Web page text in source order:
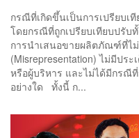
กรณีที่เกิดขึ้นเป็นการเปรียบเ
โดยกรณีที่ถูกเปรียบเทียบปรับ
การนำเสนอขายผลิตภัณฑ์ที่ไ
(Misrepresentation) ไม่มีปร
หรือผู้บริหาร และไม่ได้มีกรณี
อย่างใด ทั้งนี้ ก...